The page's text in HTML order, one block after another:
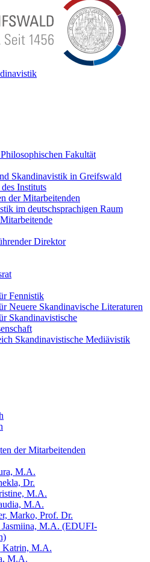
Fakultät
Skandinavistik in Greifswald
Instituts
der Mitarbeitenden
im deutschsprachigen Raum
Direktor
Fennistik
Neuere Skandinavische Literaturen
Skandinavistische
Skandinavistische Mediävistik
der Mitarbeitenden
M.A.
Dr.
M.A.
M.A.
Marko, Prof. Dr.
Jasmiina, M.A. (EDUFI-
Katrin, M.A.
M.A.